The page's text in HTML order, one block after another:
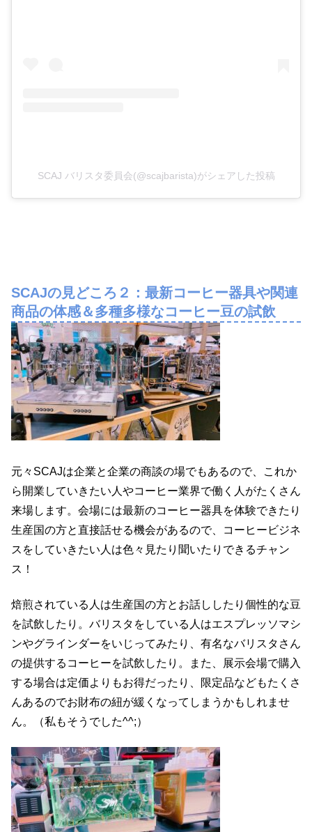
SCAJ バリスタ委員会(@scajbarista)がシェアした投稿
SCAJの見どころ２：最新コーヒー器具や関連
商品の体感＆多種多様なコーヒー豆の試飲
元々SCAJは企業と企業の商談の場でもあるので、これか
ら開業していきたい人やコーヒー業界で働く人がたくさん
来場します。会場には最新のコーヒー器具を体験できたり
生産国の方と直接話せる機会があるので、コーヒービジネ
スをしていきたい人は色々見たり聞いたりできるチャン
ス！
焙煎されている人は生産国の方とお話ししたり個性的な豆
を試飲したり。バリスタをしている人はエスプレッソマシ
ンやグラインダーをいじってみたり、有名なバリスタさん
の提供するコーヒーを試飲したり。また、展示会場で購入
する場合は定価よりもお得だったり、限定品などもたくさ
んあるのでお財布の紐が緩くなってしまうかもしれませ
ん。（私もそうでした^^;）